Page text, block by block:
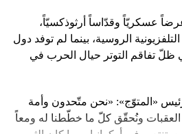
الفرنسي بشأن الطائرة المنكوبة
عسكريّاً وقدّاساً أرثوذكسيّاً،
الروسية، بينما لم توفد دول
ظلّ تفاقم التوتر حيال الحرب في
«المتوّج»: «نحن متّحدون وأمة
ونُحقّق كلّ ما خطّطنا له ومعاً